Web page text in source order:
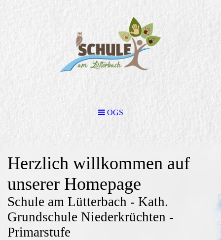
OGS
Herzlich willkommen auf
unserer Homepage
Schule am Lütterbach - Kath.
Grundschule Niederkrüchten -
Primarstufe